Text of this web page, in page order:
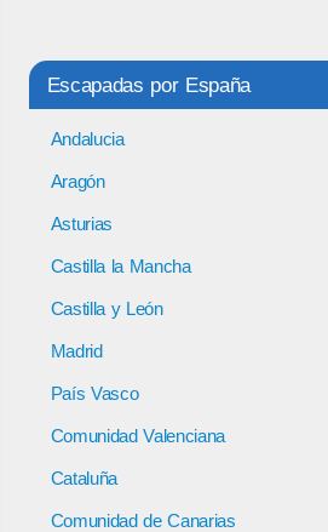
Escapadas por España
Andalucia
Aragón
Asturias
Castilla la Mancha
Castilla y León
Madrid
País Vasco
Comunidad Valenciana
Cataluña
Comunidad de Canarias